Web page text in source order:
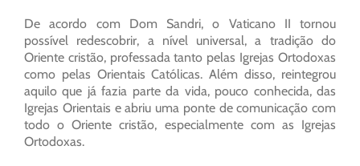
De acordo com Dom Sandri, o Vaticano II tornou
possível redescobrir, a nível universal, a tradição do
Oriente cristão, professada tanto pelas Igrejas Ortodoxas
como pelas Orientais Católicas. Além disso, reintegrou
aquilo que já fazia parte da vida, pouco conhecida, das
Igrejas Orientais e abriu uma ponte de comunicação com
todo o Oriente cristão, especialmente com as Igrejas
Ortodoxas.